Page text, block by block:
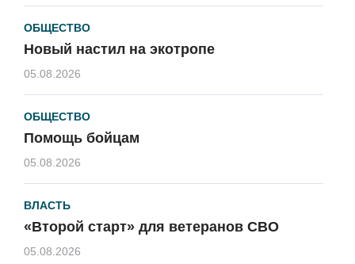
ОБЩЕСТВО
Новый настил на экотропе
05.08.2026
ОБЩЕСТВО
Помощь бойцам
05.08.2026
ВЛАСТЬ
«Второй старт» для ветеранов СВО
05.08.2026